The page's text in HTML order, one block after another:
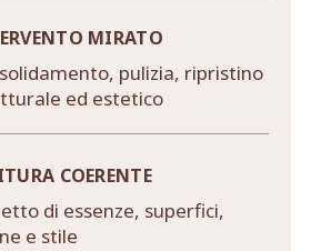
MIRATO
pulizia, ripristino
ed estetico
COERENTE
di essenze, superfici,
e stile